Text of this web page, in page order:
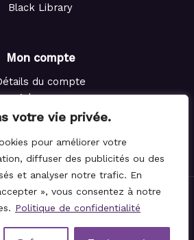
votre vie privée.
pour améliorer votre
diffuser des publicités ou des
et analyser notre trafic. En
», vous consentez à notre
Politique de confidentialité
Black Library
Mon compte
du compte
Adresses
Commandes
Panier
des Dés.